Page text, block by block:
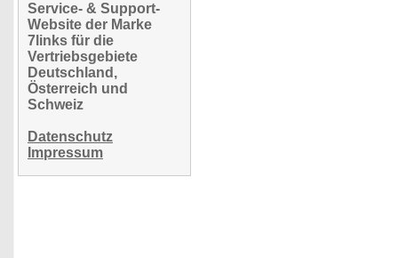
Service- & Support-
Website der Marke
7links für die
Vertriebsgebiete
Deutschland,
Österreich und
Schweiz
Datenschutz
Impressum